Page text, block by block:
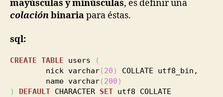
mayúsculas y minúsculas, es definir una
colaciónbinariapara éstas.
sql:
CREATE TABLE users
(
nick varchar(20)
COLLATE utf8_bin,
name varchar(200)
)
DEFAULT CHARACTER SET utf8 COLLATE